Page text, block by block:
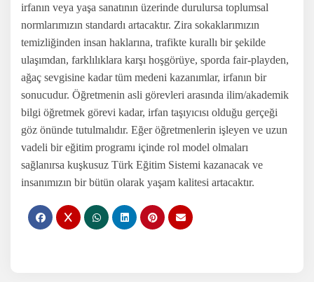
irfanın veya yaşa sanatının üzerinde durulursa toplumsal
normlarımızın standardı artacaktır. Zira sokaklarımızın
temizliğinden insan haklarına, trafikte kurallı bir şekilde
ulaşımdan, farklılıklara karşı hoşgörüye, sporda fair-playden,
ağaç sevgisine kadar tüm medeni kazanımlar, irfanın bir
sonucudur. Öğretmenin asli görevleri arasında ilim/akademik
bilgi öğretmek görevi kadar, irfan taşıyıcısı olduğu gerçeği
göz önünde tutulmalıdır. Eğer öğretmenlerin işleyen ve uzun
vadeli bir eğitim programı içinde rol model olmaları
sağlanırsa kuşkusuz Türk Eğitim Sistemi kazanacak ve
insanımızın bir bütün olarak yaşam kalitesi artacaktır.